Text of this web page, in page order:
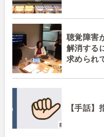
聴覚障害
解消する
求められ
【手話】